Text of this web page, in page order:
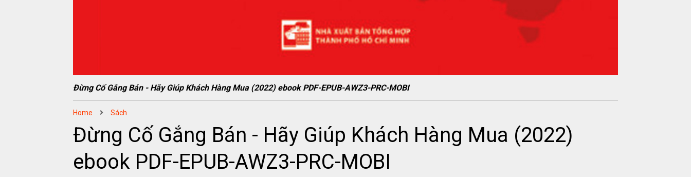
Đừng Cố Gắng Bán - Hãy Giúp Khách Hàng Mua (2022) ebook PDF-EPUB-AWZ3-PRC-MOBI
Home Sách
Đừng Cố Gắng Bán - Hãy Giúp Khách Hàng Mua (2022)
ebook PDF-EPUB-AWZ3-PRC-MOBI